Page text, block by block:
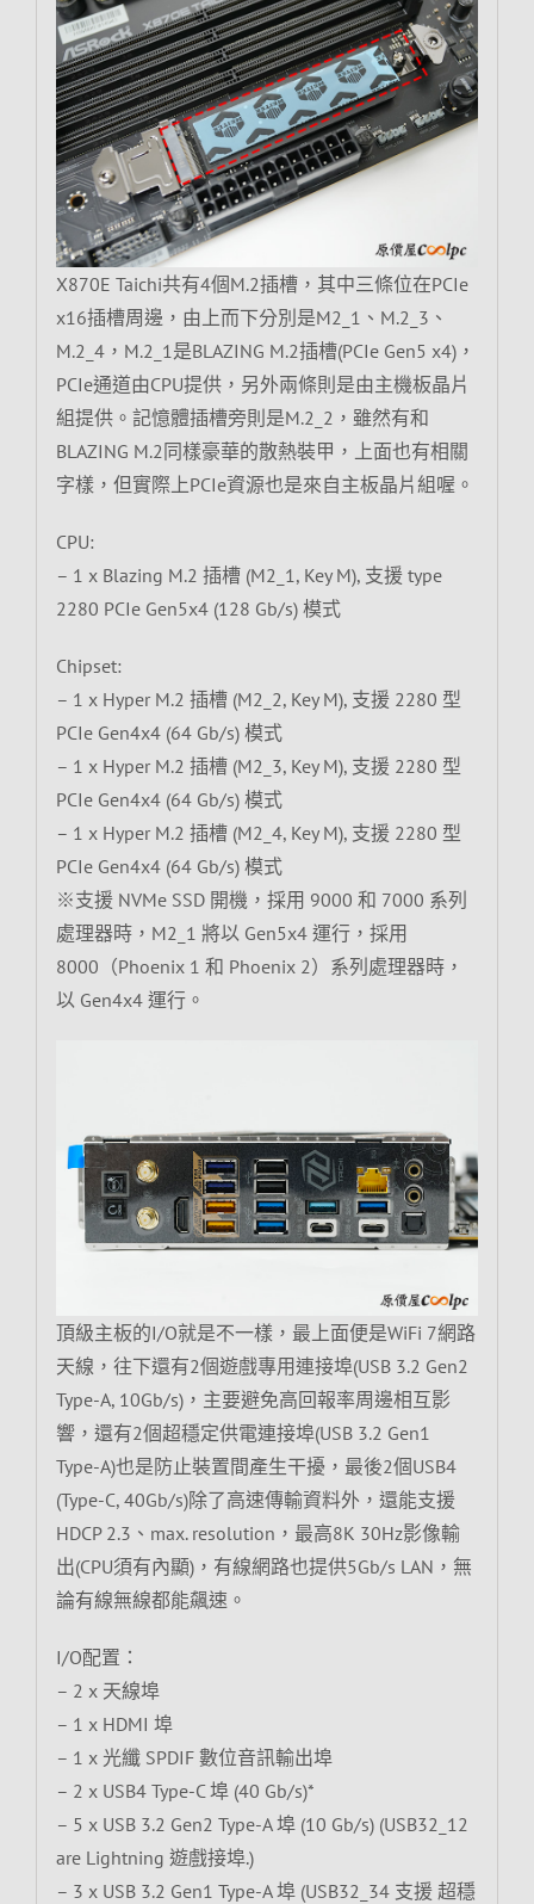
X870E Taichi共有4個M.2插槽，其中三條位在PCIe
x16插槽周邊，由上而下分別是M2_1、M.2_3、
M.2_4，M.2_1是BLAZING M.2插槽(PCIe Gen5 x4)，
PCIe通道由CPU提供，另外兩條則是由主機板晶片
組提供。記憶體插槽旁則是M.2_2，雖然有和
BLAZING M.2同樣豪華的散熱裝甲，上面也有相關
字樣，但實際上PCIe資源也是來自主板晶片組喔。
CPU:
– 1 x Blazing M.2 插槽 (M2_1, Key M), 支援 type
2280 PCIe Gen5x4 (128 Gb/s) 模式
Chipset:
– 1 x Hyper M.2 插槽 (M2_2, Key M), 支援 2280 型
PCIe Gen4x4 (64 Gb/s) 模式
– 1 x Hyper M.2 插槽 (M2_3, Key M), 支援 2280 型
PCIe Gen4x4 (64 Gb/s) 模式
– 1 x Hyper M.2 插槽 (M2_4, Key M), 支援 2280 型
PCIe Gen4x4 (64 Gb/s) 模式
※支援 NVMe SSD 開機，採用 9000 和 7000 系列
處理器時，M2_1 將以 Gen5x4 運行，採用
8000（Phoenix 1 和 Phoenix 2）系列處理器時，
以 Gen4x4 運行。
頂級主板的I/O就是不一樣，最上面便是WiFi 7網路
天線，往下還有2個遊戲專用連接埠(USB 3.2 Gen2
Type-A, 10Gb/s)，主要避免高回報率周邊相互影
響，還有2個超穩定供電連接埠(USB 3.2 Gen1
Type-A)也是防止裝置間產生干擾，最後2個USB4
(Type-C, 40Gb/s)除了高速傳輸資料外，還能支援
HDCP 2.3、max. resolution，最高8K 30Hz影像輸
出(CPU須有內顯)，有線網路也提供5Gb/s LAN，無
論有線無線都能飆速。
I/O配置：
– 2 x 天線埠
– 1 x HDMI 埠
– 1 x 光纖 SPDIF 數位音訊輸出埠
– 2 x USB4 Type-C 埠 (40 Gb/s)*
– 5 x USB 3.2 Gen2 Type-A 埠 (10 Gb/s) (USB32_12
are Lightning 遊戲接埠.)
– 3 x USB 3.2 Gen1 Type-A 埠 (USB32_34 支援 超穩